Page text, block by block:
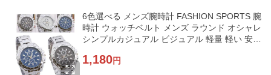
6色選べる メンズ腕時計 FASHION SPORTS 腕
時計 ウォッチベルト メンズ ラウンド オシャレ
シンプルカジュアル ビジュアル 軽量 軽い 安い
1,180円